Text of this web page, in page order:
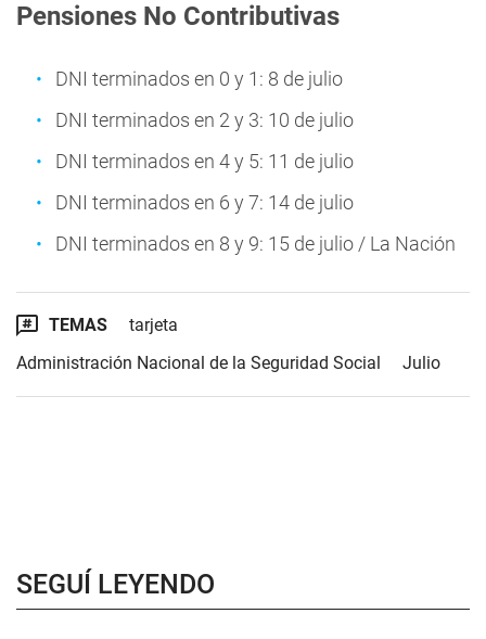
Pensiones No Contributivas
DNI terminados en 0 y 1: 8 de julio
DNI terminados en 2 y 3: 10 de julio
DNI terminados en 4 y 5: 11 de julio
DNI terminados en 6 y 7: 14 de julio
DNI terminados en 8 y 9: 15 de julio / La Nación
TEMAS
tarjeta
Administración Nacional de la Seguridad Social
Julio
SEGUÍ LEYENDO